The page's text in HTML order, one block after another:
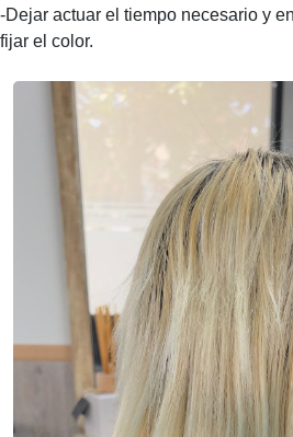
-Dejar actuar el tiempo necesario y
fijar el color.